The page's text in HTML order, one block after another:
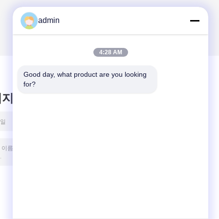
를 남겨주세요
admin
4:28 AM
Good day, what product are you looking
for?